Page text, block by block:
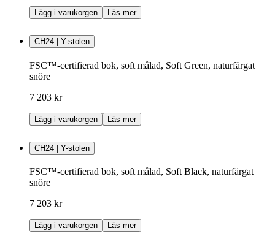
Lägg i varukorgen Läs mer
CH24 | Y-stolen
FSC™-certifierad bok, soft målad, Soft Green, naturfärgat
snöre
7 203 kr
Lägg i varukorgen Läs mer
CH24 | Y-stolen
FSC™-certifierad bok, soft målad, Soft Black, naturfärgat
snöre
7 203 kr
Lägg i varukorgen Läs mer